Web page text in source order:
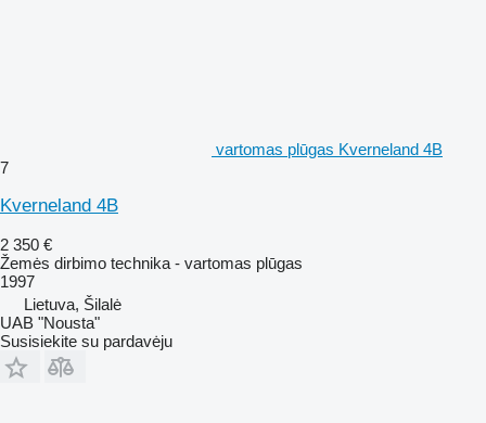
vartomas plūgas Kverneland 4B
7
Kverneland 4B
2 350 €
Žemės dirbimo technika - vartomas plūgas
1997
Lietuva, Šilalė
UAB "Nousta"
Susisiekite su pardavėju